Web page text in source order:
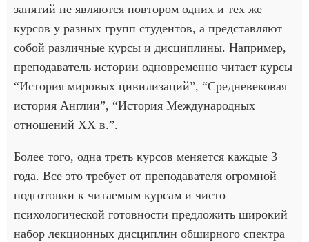
занятий не являются повтором одних и тех же
курсов у разных групп студентов, а представляют
собой различные курсы и дисциплины. Например,
преподаватель истории одновременно читает курсы
“История мировых цивилизаций”, “Средневековая
история Англии”, “История Международных
отношений ХХ в.”.
Более того, одна треть курсов меняется каждые 3
года. Все это требует от преподавателя огромной
подготовки к читаемым курсам и чисто
психологической готовности предложить широкий
набор лекционных дисциплин обширного спектра